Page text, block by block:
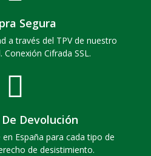
Segura
a través del TPV de nuestro
Conexión Cifrada SSL.
Devolución
España para cada tipo de
de desistimiento.